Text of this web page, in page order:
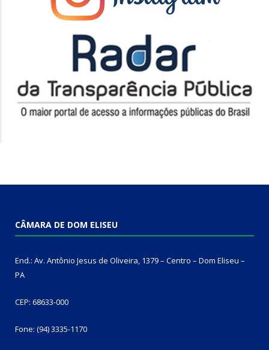
CÂMARA DE DOM ELISEU
End.: Av. Antônio Jesus de Oliveira, 1379 – Centro – Dom Eliseu –
PA
CEP: 68633-000
Fone: (94) 3335-1170